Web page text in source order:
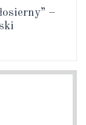
–